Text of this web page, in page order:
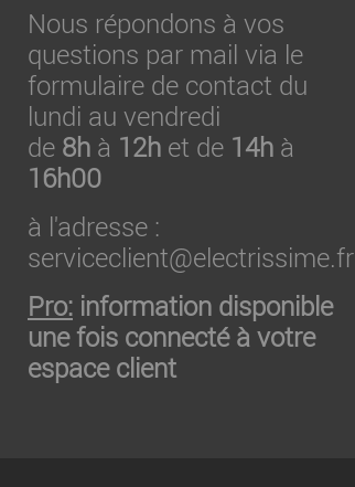
Nous répondons à vos
questions par mail via le
formulaire de contact du
lundi au vendredi
de 8h à 12h et de 14h à
16h00
à l'adresse :
serviceclient@electrissime.fr
Pro: information disponible
une fois connecté à votre
espace client